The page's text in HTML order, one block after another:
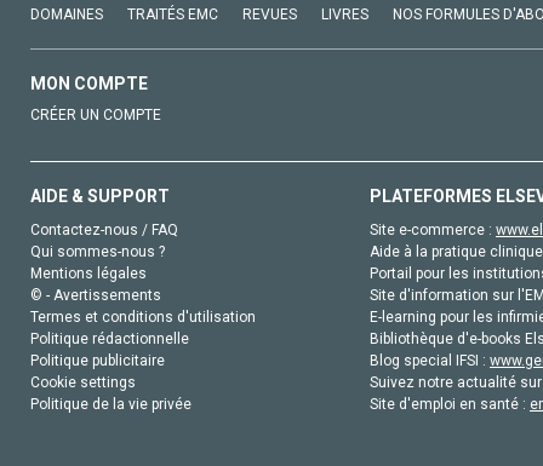
DOMAINES TRAITÉS EMC REVUES LIVRES NOS FORMULES
MON COMPTE
CRÉER UN COMPTE
AIDE & SUPPORT
Contactez-nous / FAQ
Qui sommes-nous ?
Mentions légales
© - Avertissements
Termes et conditions d'utilisation
Politique rédactionnelle
Politique publicitaire
Cookie settings
Politique de la vie privée
PLATEFORMES
Site e-commerce :
Aide à la pratique
Portail pour les
Site d'information sur
E-learning pour les
Bibliothèque d'e-books
Blog special IFSI :
Suivez notre actualité
Site d'emploi en santé :